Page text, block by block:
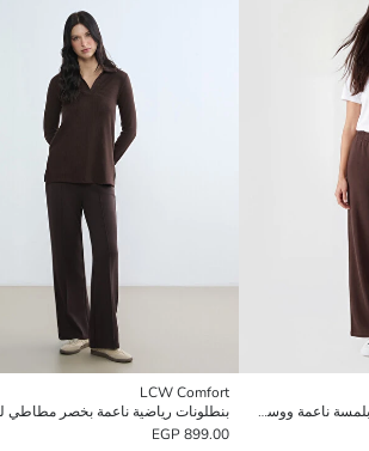
بنطلونات جوجرز للسيدات بلمسة ناعمة ووسط مطاطي
LCW Comfort
بنطلونات رياضية ناعمة بخصر مطاطي
899.00 EGP